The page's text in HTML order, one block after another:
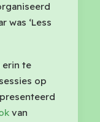
was ‘Less
erin te
op
van